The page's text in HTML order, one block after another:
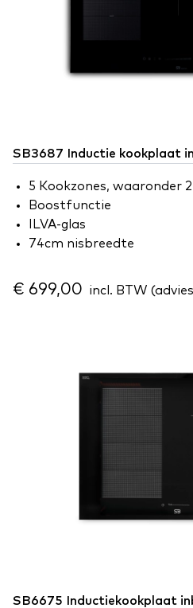
SB3687 Inductie kookplaat
5 Kookzones, waaronder
Boostfunctie
ILVA-glas
74cm nisbreedte
€ 699,00 incl. BTW
SB6675 Inductiekookplaat